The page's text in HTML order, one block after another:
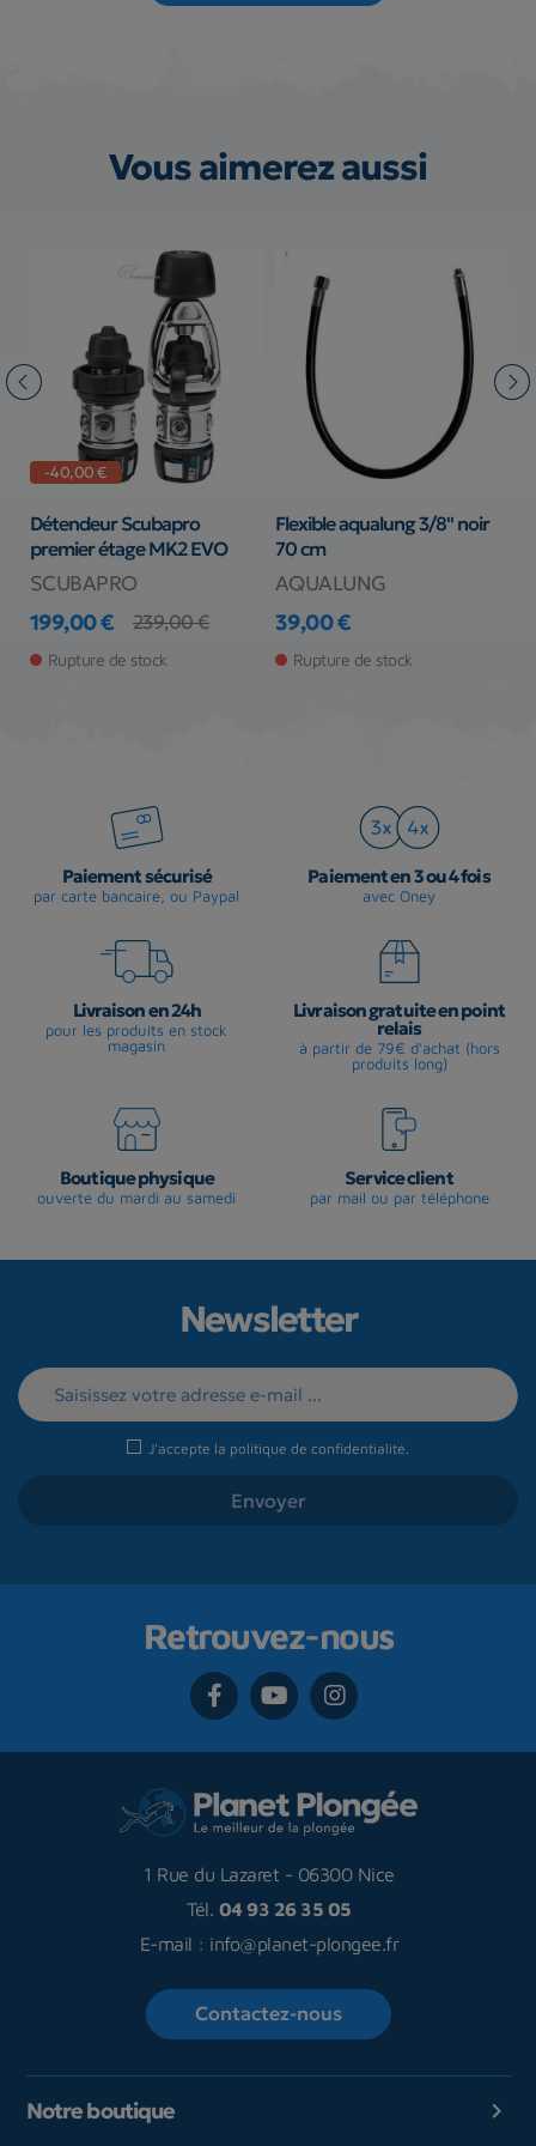
Vous aimerez aussi
-40,00 €
Détendeur Scubapro
premier étage MK2 EVO
SCUBAPRO
Prix
199,00 €
Prix de base
239,00 €
Rupture de stock
Flexible aqualung 3/8" noir
70 cm
AQUALUNG
Prix
39,00 €
Rupture de stock
Paiement sécurisé
par carte bancaire, ou Paypal
Paiement en 3 ou 4 fois
avec Oney
Livraison en 24h
pour les produits en stock
magasin
Livraison gratuite en point
relais
à partir de 79€ d'achat (hors
produits long)
Boutique physique
ouverte du mardi au samedi
Service client
par mail ou par téléphone
Newsletter
J'accepte la politique de confidentialité
Retrouvez-nous
1 Rue du Lazaret - 06300 Nice
Tél. 04 93 26 35 05
E-mail : info@planet-plongee.fr
Contactez-nous
Notre boutique 